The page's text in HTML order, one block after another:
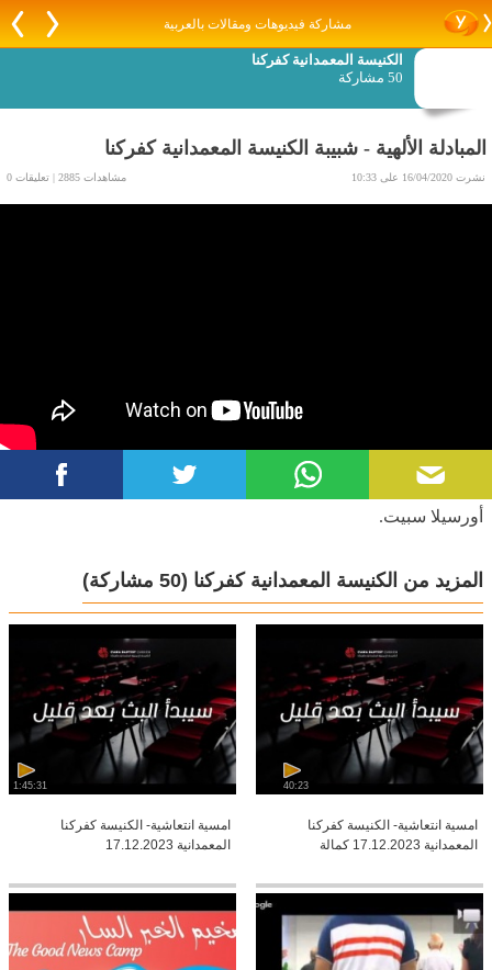
مشاركة فيديوهات ومقالات بالعربية
الكنيسة المعمدانية كفركنا
50 مشاركة
المبادلة الألهية - شبيبة الكنيسة المعمدانية كفركنا
نشرت 16/04/2020 على 10:33 مشاهدات 2885 | تعليقات 0
أورسيلا سبيت.
المزيد من الكنيسة المعمدانية كفركنا (50 مشاركة)
40:23
امسية انتعاشية- الكنيسة كفركنا
المعمدانية 17.12.2023 كمالة
1:45:31
امسية انتعاشية- الكنيسة كفركنا
المعمدانية 17.12.2023